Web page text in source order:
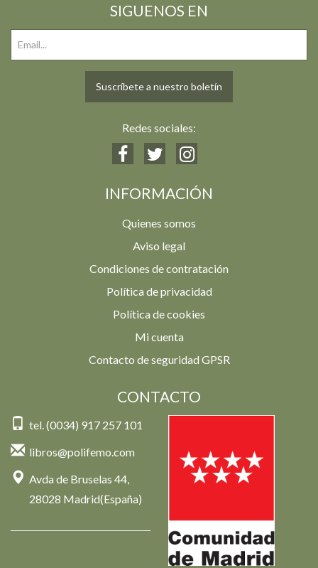
SIGUENOS EN
Suscríbete a nuestro boletín
Redes sociales:
INFORMACIÓN
Quienes somos
Aviso legal
Condiciones de contratación
Política de privacidad
Política de cookies
Mi cuenta
Contacto de seguridad GPSR
CONTACTO
tel. (0034) 917 257 101
libros@polifemo.com
Avda de Bruselas 44,
28028 Madrid(España)